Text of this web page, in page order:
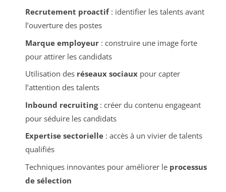
Recrutement proactif: identifier les talents avant
l’ouverture des postes
Marque employeur: construire une image forte
pour attirer les candidats
Utilisation des réseaux sociauxpour capter
l’attention des talents
Inbound recruiting: créer du contenu engageant
pour séduire les candidats
Expertise sectorielle: accès à un vivier de talents
qualifiés
Techniques innovantes pour améliorer le processus
de sélection